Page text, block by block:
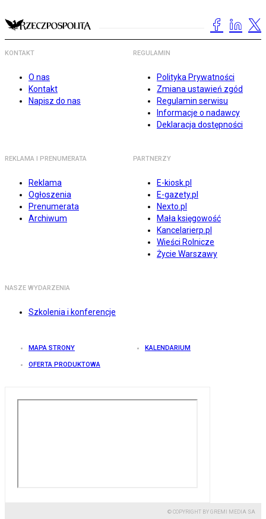
KONTAKT
O nas
Kontakt
Napisz do nas
REGULAMIN
Polityka Prywatności
Zmiana ustawień zgód
Regulamin serwisu
Informacje o nadawcy
Deklaracja dostępności
REKLAMA I PRENUMERATA
Reklama
Ogłoszenia
Prenumerata
Archiwum
PARTNERZY
E-kiosk.pl
E-gazety.pl
Nexto.pl
Mała księgowość
Kancelarierp.pl
Wieści Rolnicze
Życie Warszawy
NASZE WYDARZENIA
Szkolenia i konferencje
MAPA STRONY KALENDARIUM
OFERTA PRODUKTOWA
© COPYRIGHT BY GREMI MEDIA SA